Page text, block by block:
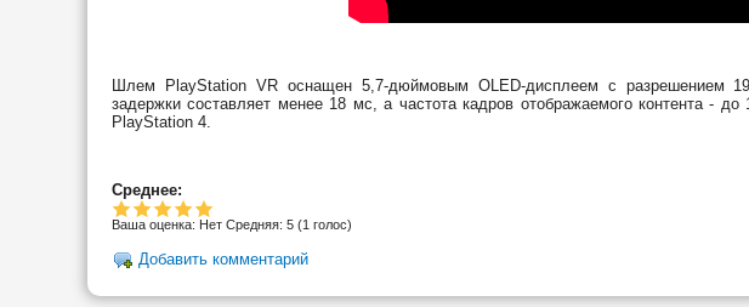
Шлем PlayStation VR оснащен 5,7-дюймовым OLED-дисплеем с разрешением
задержки составляет менее 18 мс, а частота кадров отображаемого контента -
PlayStation 4.
Среднее:
Ваша оценка: Нет Средняя: 5 (1 голос)
Добавить комментарий